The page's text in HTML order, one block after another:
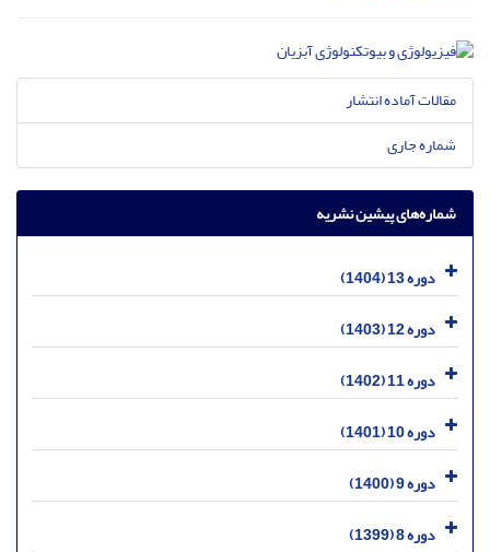
مقالات آماده انتشار
شماره جاری
شماره‌های پیشین نشریه
دوره 13 (1404)
دوره 12 (1403)
دوره 11 (1402)
دوره 10 (1401)
دوره 9 (1400)
دوره 8 (1399)